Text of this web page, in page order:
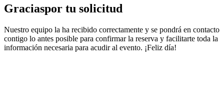
Graciaspor tu solicitud
Nuestro equipo la ha recibido correctamente y se pondrá en contacto
contigo lo antes posible para confirmar la reserva y facilitarte toda la
información necesaria para acudir al evento. ¡Feliz día!